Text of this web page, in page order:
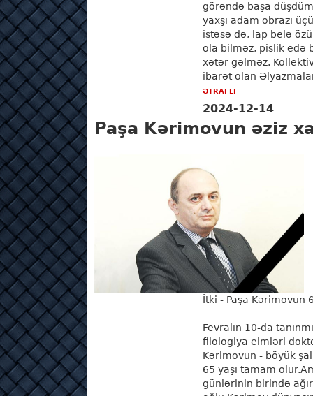
görəndə başa
yaxşı adam obrazı
istəsə də, lap belə
ola bilməz, pislik edə
xətər gəlməz.
ibarət olan
ƏTRAFLI
2024-12-14
Paşa Kərimovun əziz
İtki - Paşa Kərimovun
Fevralın 10-da
filologiya elmləri
Kərimovun - böyük
65 yaşı tamam
günlərinin birində